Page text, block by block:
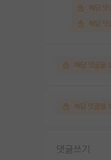
해당 댓
해당 댓
해당 댓글을
해당 댓글을
댓글쓰기